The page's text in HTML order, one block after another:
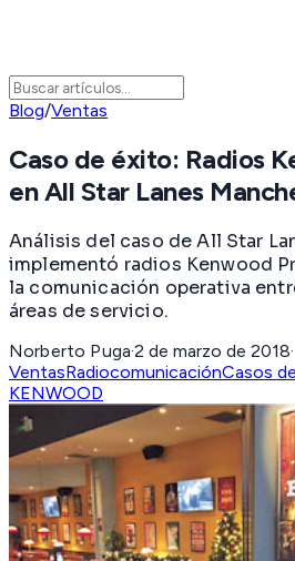
Blog/Ventas
Caso de éxito: Radios
en All Star Lanes
Análisis del caso de All Star
implementó radios Kenwood
la comunicación operativa
áreas de servicio.
Norberto Puga·2 de marzo de 2018·
VentasRadiocomunicaciónCasos
KENWOOD